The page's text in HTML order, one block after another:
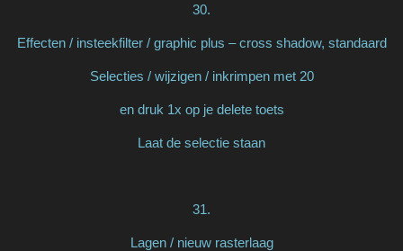
30.
Effecten / insteekfilter / graphic plus – cross shadow, standaard
Selecties / wijzigen / inkrimpen met 20
en druk 1x op je delete toets
Laat de selectie staan
31.
Lagen / nieuw rasterlaag